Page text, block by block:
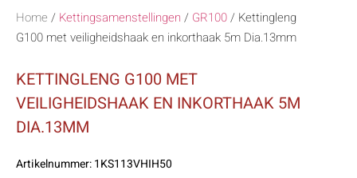
Home / Kettingsamenstellingen / GR100/ Kettingleng
G100 met veiligheidshaak en inkorthaak 5m Dia.13mm
KETTINGLENG G100 MET
VEILIGHEIDSHAAK EN INKORTHAAK 5M
DIA.13MM
Artikelnummer:1KS113VHIH50